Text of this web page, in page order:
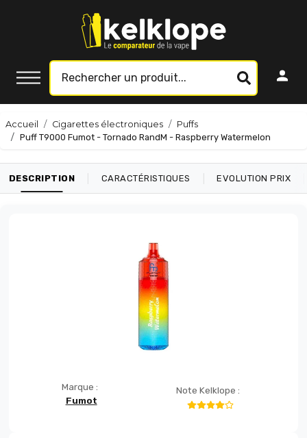
Accueil Cigarettes électroniques
Puffs
Puff T9000 Fumot - Tornado RandM - Raspberry Watermelon
DESCRIPTION CARACTÉRISTIQUES EVOLUTION PRIX
Marque :
Fumot
Note Kelklope :